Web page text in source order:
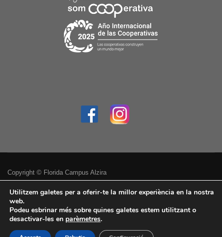
Copyright © Florida Campus Alzira
Política de privacitat
Avís legal
Accessibilitat
Utilitzem galetes per a oferir-te la millor experiència en la nostra
web.
Podeu esbrinar més sobre quines galetes estem utilitzant o
desactivar-les en parèmetres.